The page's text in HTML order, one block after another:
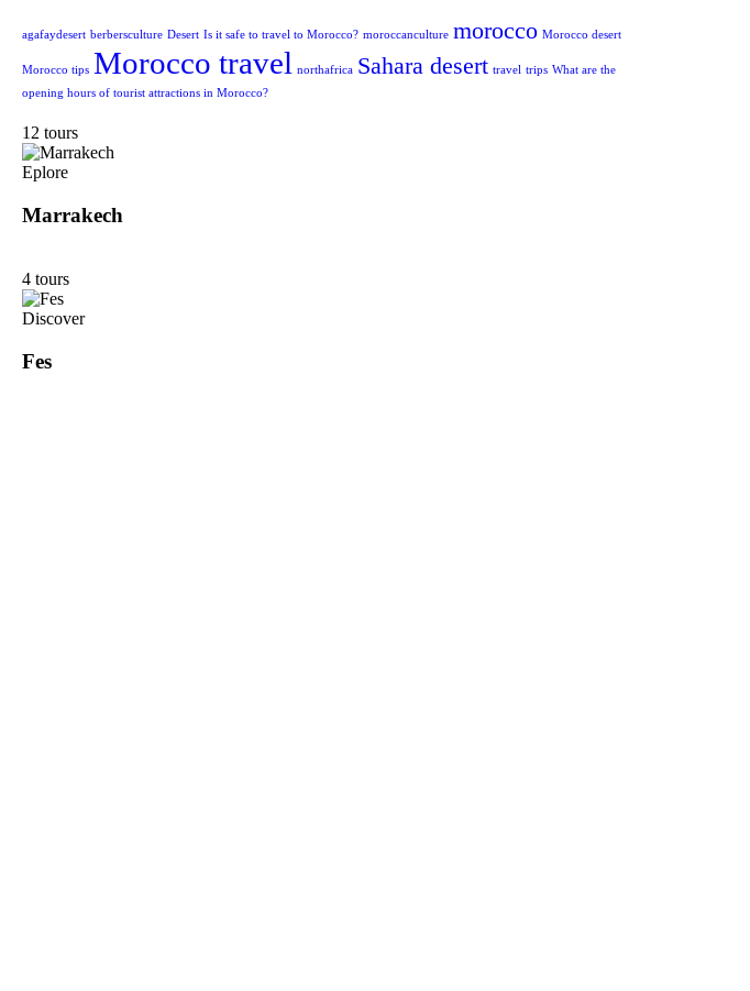
agafaydesert berbersculture Desert Is it safe to travel to Morocco? moroccanculture morocco Morocco desert
Morocco tips Morocco travel northafrica Sahara desert travel trips What are the
opening hours of tourist attractions in Morocco?
12 tours
Eplore
Marrakech
4 tours
Discover
Fes